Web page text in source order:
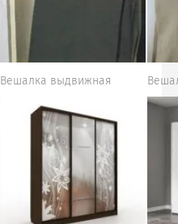
Вешалка выдвижная